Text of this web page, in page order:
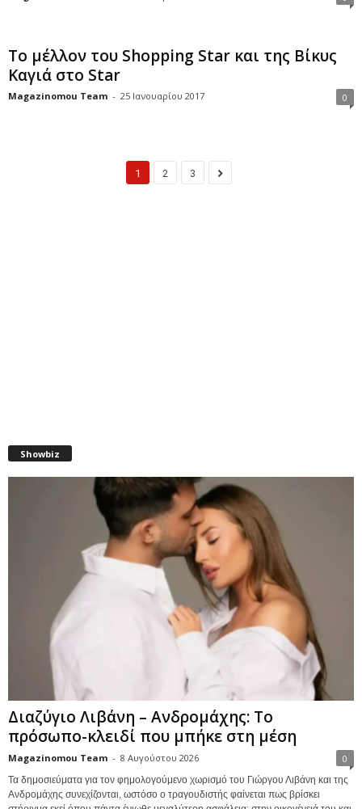
Το μέλλον του Shopping Star και της Βίκυς
Καγιά στο Star
Magazinomou Team - 25 Ιανουαρίου 2017 0
1 2 3
Showbiz
Διαζύγιο Λιβάνη – Ανδρομάχης: Το
πρόσωπο-κλειδί που μπήκε στη μέση
Magazinomou Team - 8 Αυγούστου 2026 0
Τα δημοσιεύματα για τον φημολογούμενο χωρισμό του Γιώργου Λιβάνη και της
Ανδρομάχης συνεχίζονται, ωστόσο ο τραγουδιστής φαίνεται πως βρίσκει